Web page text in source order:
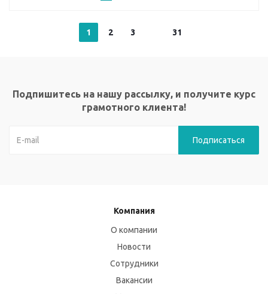
1 2 3 31
Подпишитесь на нашу рассылку, и получите курс
грамотного клиента!
Компания
О компании
Новости
Сотрудники
Вакансии